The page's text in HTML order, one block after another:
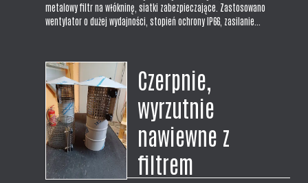
metalowy filtr na włókninę, siatki zabezpieczające. Zastosowano
wentylator o dużej wydajności, stopień ochrony IP66, zasilanie...
Czerpnie,
wyrzutnie
nawiewne z
filtrem